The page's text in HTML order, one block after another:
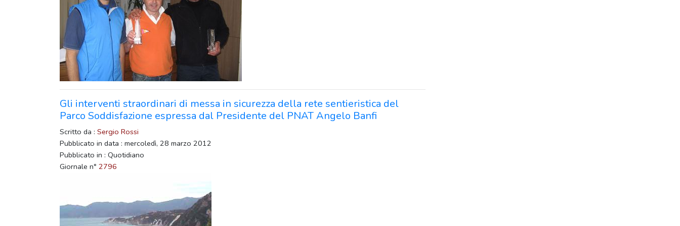
Gli interventi straordinari di messa in sicurezza della rete sentieristica del
Parco Soddisfazione espressa dal Presidente del PNAT Angelo Banfi
Scritto da : Sergio Rossi
Pubblicato in data : mercoledì, 28 marzo 2012
Pubblicato in : Quotidiano
Giornale n° 2796